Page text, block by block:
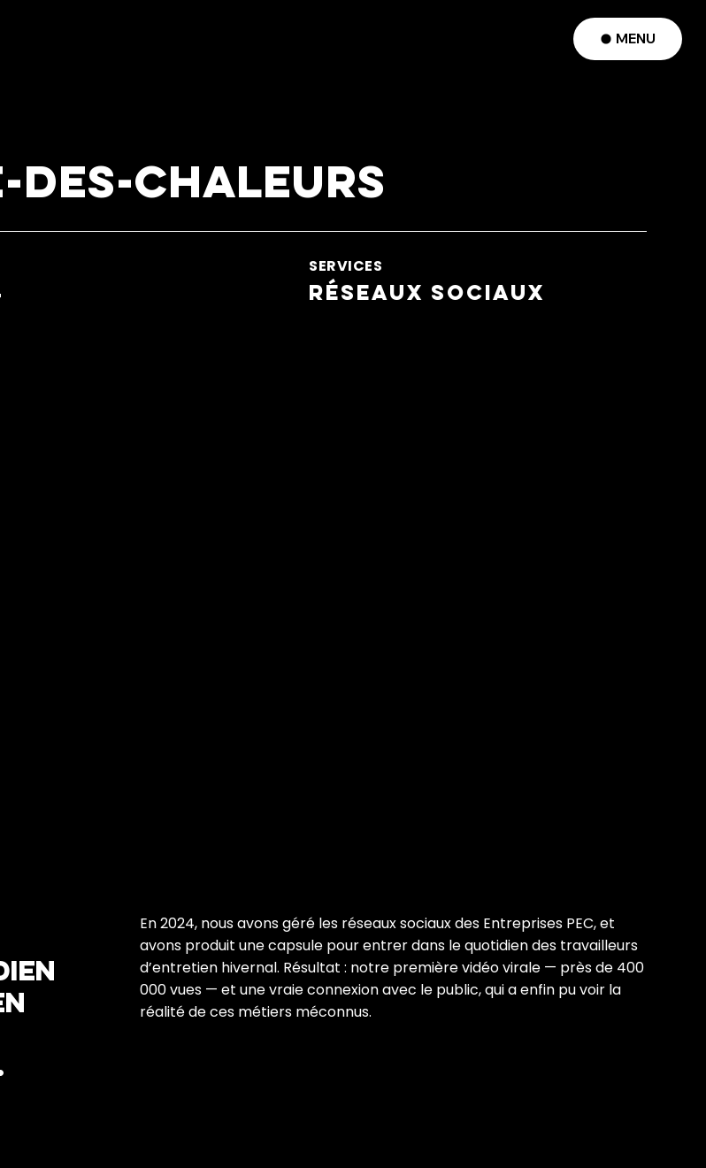
MENU
des-chaleurs
SERVICES
Réseaux Sociaux
En 2024, nous avons géré les réseaux sociaux des Entreprises PEC, et
avons produit une capsule pour entrer dans le quotidien des travailleurs
d’entretien hivernal. Résultat : notre première vidéo virale — près de 400
000 vues — et une vraie connexion avec le public, qui a enfin pu voir la
réalité de ces métiers méconnus.